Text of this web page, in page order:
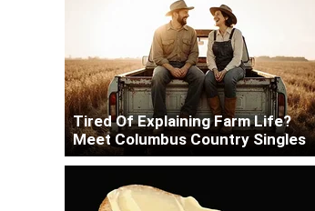
Tired Of Explaining Farm Life?
Meet Columbus Country Singles